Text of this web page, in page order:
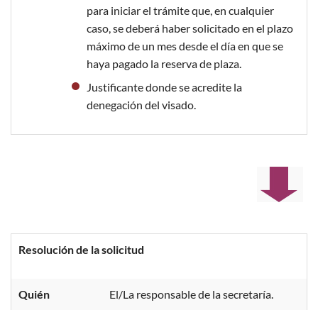
para iniciar el trámite que, en cualquier
caso, se deberá haber solicitado en el plazo
máximo de un mes desde el día en que se
haya pagado la reserva de plaza.
Justificante donde se acredite la
denegación del visado.
Resolución de la solicitud
Quién El/La responsable de la secretaría.